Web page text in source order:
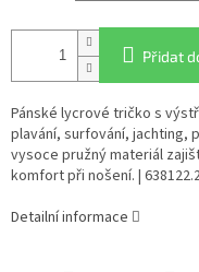
Přidat
Pánské lycrové tričko s
plavání, surfování, jachting,
vysoce pružný materiál
komfort při nošení. |
Detailní informace